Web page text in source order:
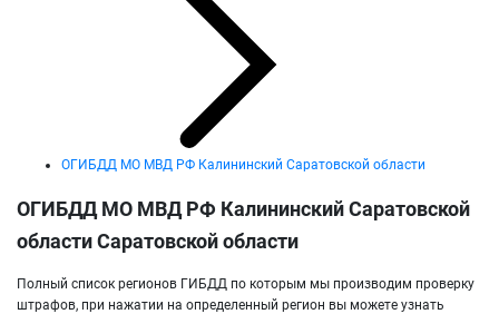
ОГИБДД МО МВД РФ Калининский Саратовской области
ОГИБДД МО МВД РФ Калининский Саратовской
области Саратовской области
Полный список регионов ГИБДД по которым мы производим проверку
штрафов, при нажатии на определенный регион вы можете узнать